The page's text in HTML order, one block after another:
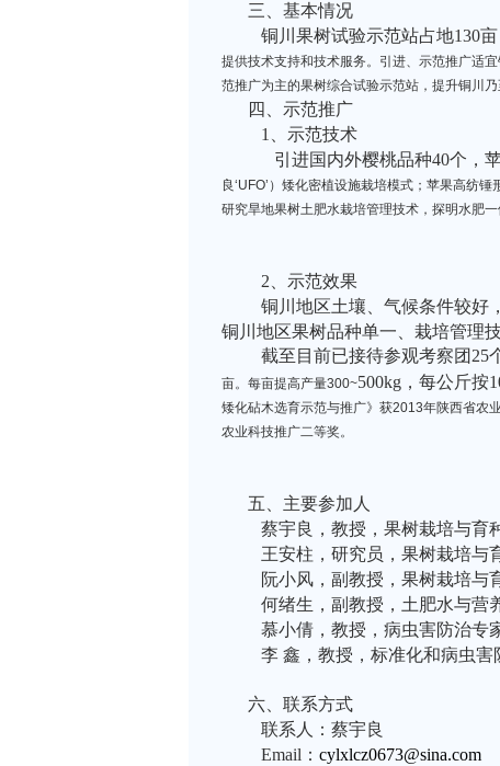
三、基本情况
铜川果树试验示范站占地130
提供技术支持和技术服务。引进、示范推广适
范推广为主的果树综合试验示范站，提升铜川乃
四、示范推广
1
、示范技术
引进国内外樱桃品种40个，
良‘UFO’）矮化密植设施栽培模式；苹果高纺
研究旱地果树土肥水栽培管理技术，探明水肥
2 、示范效果
铜川地区土壤、气候条件较好
铜川地区果树品种单一、栽培管理技
截至目前已接待参观考察团25
亩。每亩提高产量300~500kg ，每公斤按
矮化砧木选育示范与推广》获2013年陕西省农
农业科技推广二等奖。
五、主要参加人
蔡宇良，教授，果树栽培与育
王安柱，研究员，果树栽培与
阮小风，副教授，果树栽培与
何绪生，副教授，土肥水与营
慕小倩，教授，病虫害防治专
李 鑫，教授，标准化和病虫害
六、联系方式
联系人：蔡宇良
Email ： cylxlcz0673@sina.com